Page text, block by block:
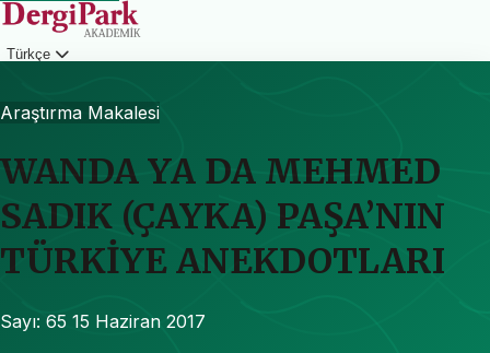
Türkçe
Araştırma Makalesi
WANDA YA DA MEHMED
SADIK (ÇAYKA) PAŞA’NIN
TÜRKİYE ANEKDOTLARI
Sayı: 65 15 Haziran 2017